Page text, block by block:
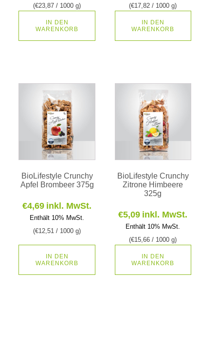
(€23,87 / 1000 g)
IN DEN
WARENKORB
(€17,82 / 1000 g)
IN DEN
WARENKORB
BioLifestyle Crunchy
Apfel Brombeer 375g
€4,69 inkl. MwSt.
Enthält 10% MwSt.
(€12,51 / 1000 g)
IN DEN
WARENKORB
BioLifestyle Crunchy
Zitrone Himbeere
325g
€5,09 inkl. MwSt.
Enthält 10% MwSt.
(€15,66 / 1000 g)
IN DEN
WARENKORB